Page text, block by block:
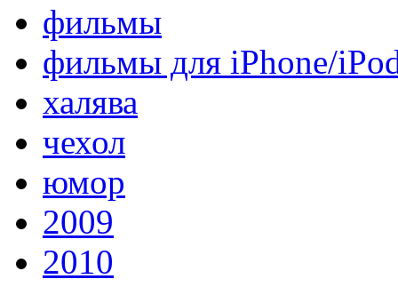
фильмы
фильмы для iPhone/
халява
чехол
юмор
2009
2010